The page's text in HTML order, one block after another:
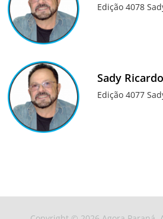
Edição 4078
Sady Ricardo
Edição 4077